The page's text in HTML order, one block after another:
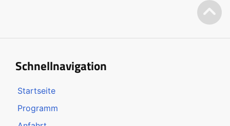
Schnellnavigation
Startseite
Programm